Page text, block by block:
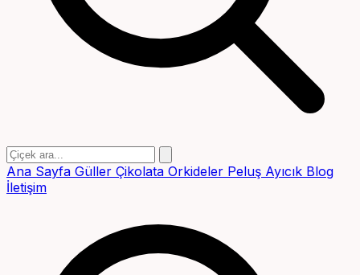
Ana Sayfa Güller Çikolata Orkideler Peluş Ayıcık Blog
İletişim